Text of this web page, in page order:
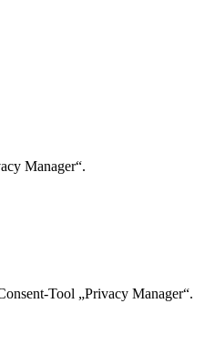
Manager“.
Tool „Privacy Manager“.